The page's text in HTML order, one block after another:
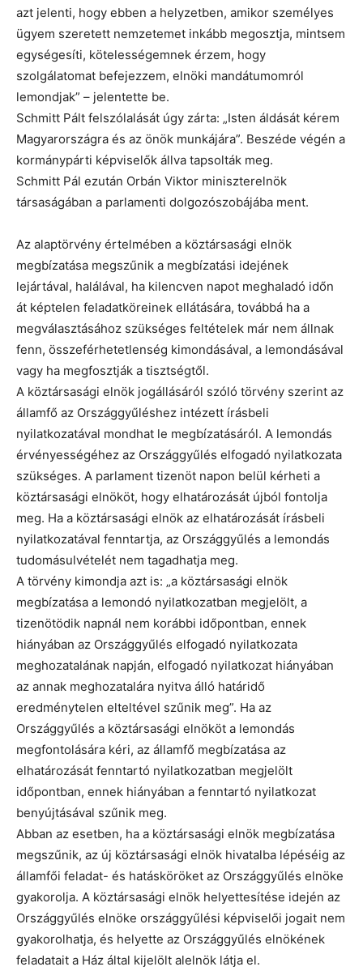
azt jelenti, hogy ebben a helyzetben, amikor személyes
ügyem szeretett nemzetemet inkább megosztja, mintsem
egységesíti, kötelességemnek érzem, hogy
szolgálatomat befejezzem, elnöki mandátumomról
lemondjak” – jelentette be.
Schmitt Pált felszólalását úgy zárta: „Isten áldását kérem
Magyarországra és az önök munkájára”. Beszéde végén a
kormánypárti képviselők állva tapsolták meg.
Schmitt Pál ezután Orbán Viktor miniszterelnök
társaságában a parlamenti dolgozószobájába ment.
Az alaptörvény értelmében a köztársasági elnök
megbízatása megszűnik a megbízatási idejének
lejártával, halálával, ha kilencven napot meghaladó időn
át képtelen feladatköreinek ellátására, továbbá ha a
megválasztásához szükséges feltételek már nem állnak
fenn, összeférhetetlenség kimondásával, a lemondásával
vagy ha megfosztják a tisztségtől.
A köztársasági elnök jogállásáról szóló törvény szerint az
államfő az Országgyűléshez intézett írásbeli
nyilatkozatával mondhat le megbízatásáról. A lemondás
érvényességéhez az Országgyűlés elfogadó nyilatkozata
szükséges. A parlament tizenöt napon belül kérheti a
köztársasági elnököt, hogy elhatározását újból fontolja
meg. Ha a köztársasági elnök az elhatározását írásbeli
nyilatkozatával fenntartja, az Országgyűlés a lemondás
tudomásulvételét nem tagadhatja meg.
A törvény kimondja azt is: „a köztársasági elnök
megbízatása a lemondó nyilatkozatban megjelölt, a
tizenötödik napnál nem korábbi időpontban, ennek
hiányában az Országgyűlés elfogadó nyilatkozata
meghozatalának napján, elfogadó nyilatkozat hiányában
az annak meghozatalára nyitva álló határidő
eredménytelen elteltével szűnik meg”. Ha az
Országgyűlés a köztársasági elnököt a lemondás
megfontolására kéri, az államfő megbízatása az
elhatározását fenntartó nyilatkozatban megjelölt
időpontban, ennek hiányában a fenntartó nyilatkozat
benyújtásával szűnik meg.
Abban az esetben, ha a köztársasági elnök megbízatása
megszűnik, az új köztársasági elnök hivatalba lépéséig az
államfői feladat- és hatásköröket az Országgyűlés elnöke
gyakorolja. A köztársasági elnök helyettesítése idején az
Országgyűlés elnöke országgyűlési képviselői jogait nem
gyakorolhatja, és helyette az Országgyűlés elnökének
feladatait a Ház által kijelölt alelnök látja el.